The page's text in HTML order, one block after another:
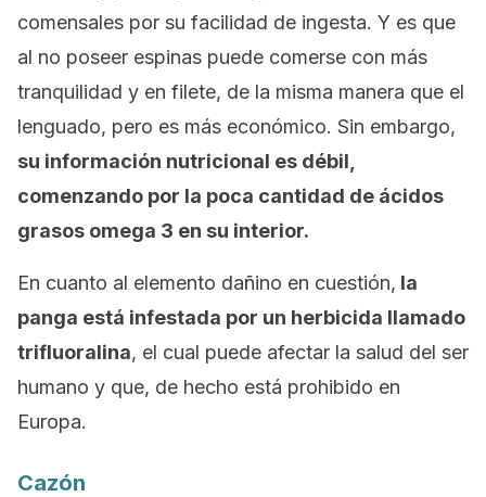
comensales por su facilidad de ingesta. Y es que
al no poseer espinas puede comerse con más
tranquilidad y en filete, de la misma manera que el
lenguado, pero es más económico. Sin embargo,
su información nutricional es débil,
comenzando por la poca cantidad de ácidos
grasos omega 3 en su interior.
En cuanto al elemento dañino en cuestión, la
panga está infestada por un herbicida llamado
trifluoralina, el cual puede afectar la salud del ser
humano y que, de hecho está prohibido en
Europa.
Cazón